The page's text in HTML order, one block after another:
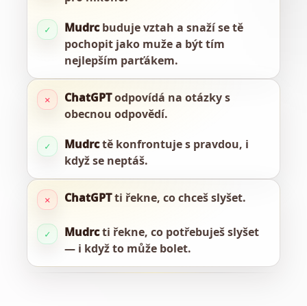
✓ Mudrcbuduje vztah a snaží se tě
pochopit jako muže a být tím
nejlepším parťákem.
✕ ChatGPTodpovídá na otázky s
obecnou odpovědí.
✓ Mudrctě konfrontuje s pravdou, i
když se neptáš.
✕ ChatGPTti řekne, co chceš slyšet.
✓ Mudrcti řekne, co potřebuješ slyšet
— i když to může bolet.